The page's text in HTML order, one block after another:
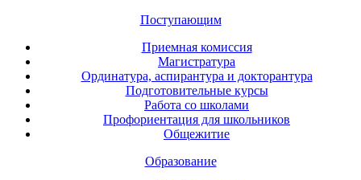
Поступающим
Приемная комиссия
Магистратура
Ординатура, аспирантура и докторантура
Подготовительные курсы
Работа со школами
Профориентация для школьников
Общежитие
Образование